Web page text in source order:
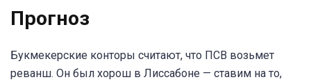
Прогноз
Букмекерские конторы считают, что ПСВ возьмет
реванш. Он был хорош в Лиссабоне — ставим на то,